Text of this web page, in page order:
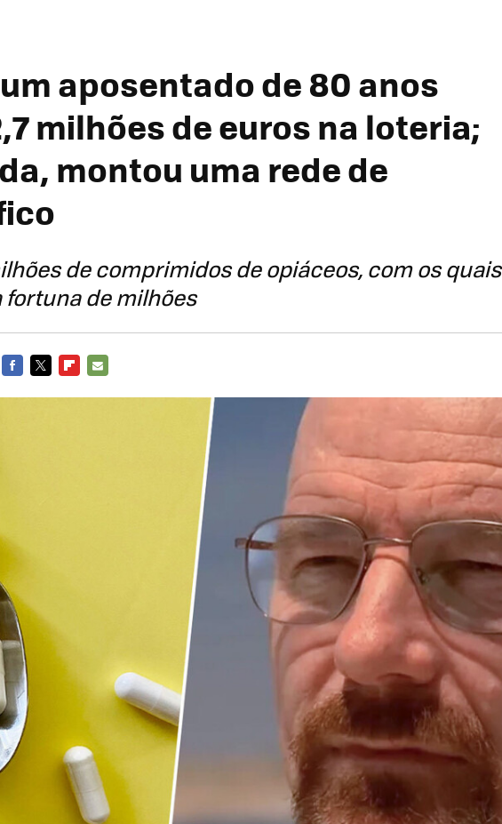
um aposentado de 80 anos
milhões de euros na loteria;
montou uma rede de
de comprimidos de opiáceos, com os quais
de milhões